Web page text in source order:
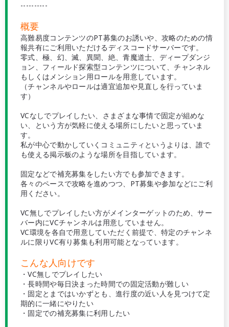
----------
概要
高難易度コンテンツのPT募集のお誘いや、攻略のための情
報共有にご利用いただけるディスコードサーバーです。
零式、極、幻、滅、異聞、絶、青魔道士、ディープダンジ
ョン、フィールド探索型コンテンツについて、チャンネル
もしくはメンション用ロールを用意しています。
（チャンネルやロールは適宜追加や見直しを行っていま
す）
VCなしでプレイしたい、さまざまな事情で固定が組めな
い、という方が気軽に使える場所にしたいと思っていま
す。
私が中心で動かしていくコミュニティというよりは、誰で
も使える掲示板のような場所を目指しています。
固定などで補充募集をしたい方でも参加できます。
各々のペースで攻略を進めつつ、PT募集や参加などにご利
用ください。
VC無しでプレイしたい方がメインターゲットのため、サー
バー内にVCチャンネルは用意していません。
VC環境を各自で用意していただく前提で、特定のチャンネ
ルに限りVC有り募集も利用可能となっています。
こんな人向けです
・VC無しでプレイしたい
・長時間や毎日決まった時間での固定活動が難しい
・固定とまではいかずとも、進行度の近い人を見つけて定
期的に一緒にやりたい
・固定での補充募集に利用したい